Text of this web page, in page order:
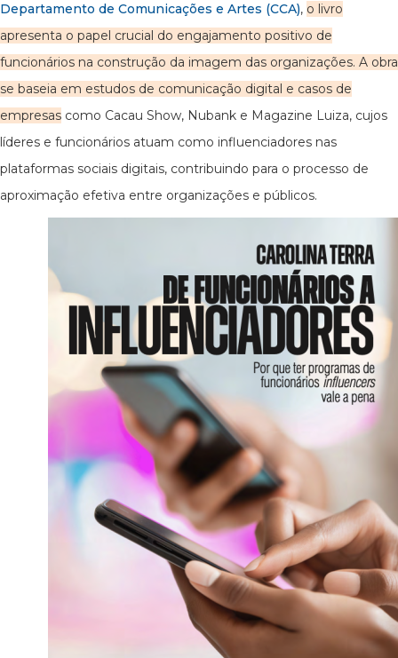
Departamento de Comunicações e Artes (CCA), o livro
apresenta o papel crucial do engajamento positivo de
funcionários na construção da imagem das organizações. A obra
se baseia em estudos de comunicação digital e casos de
empresas como Cacau Show, Nubank e Magazine Luiza, cujos
líderes e funcionários atuam como influenciadores nas
plataformas sociais digitais, contribuindo para o processo de
aproximação efetiva entre organizações e públicos.